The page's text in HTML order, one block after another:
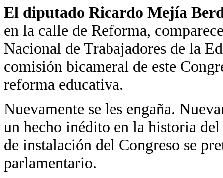
El diputado Ricardo Mejía
en la calle de Reforma,
Nacional de Trabajadores de la
comisión bicameral de este
reforma educativa.
Nuevamente se les engaña.
un hecho inédito en la historia
de instalación del Congreso se
parlamentario.